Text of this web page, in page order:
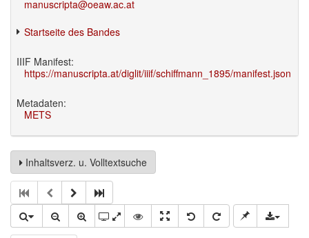
manuscripta@oeaw.ac.at
Startseite des Bandes
IIIF Manifest:
https://manuscripta.at/diglit/iiif/schiffmann_1895/manifest.json
Metadaten:
METS
Inhaltsverz. u. Volltextsuche